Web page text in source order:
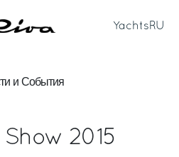
Yachts RU
и События
2015